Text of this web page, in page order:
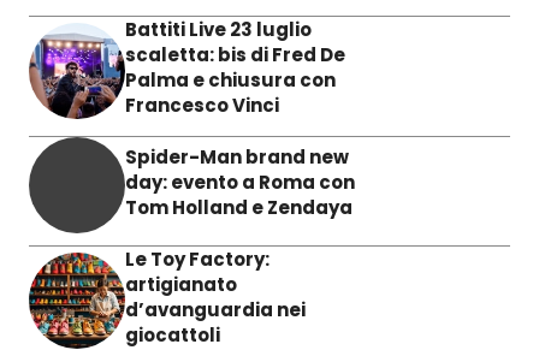
Battiti Live 23 luglio
scaletta: bis di Fred De
Palma e chiusura con
Francesco Vinci
Spider-Man brand new
day: evento a Roma con
Tom Holland e Zendaya
Le Toy Factory:
artigianato
d’avanguardia nei
giocattoli